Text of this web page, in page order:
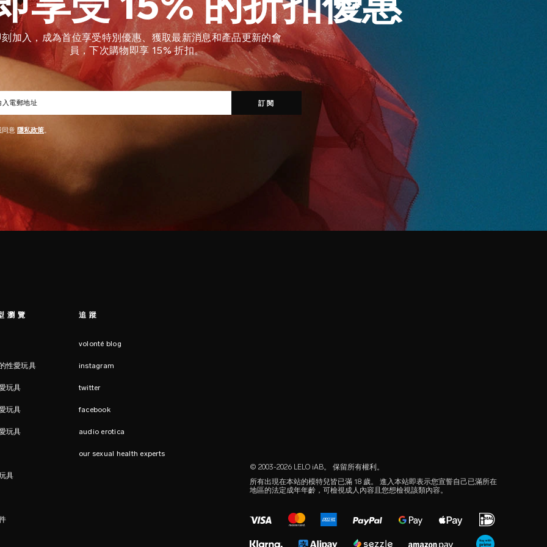
刻加入，成為首位享受特別優惠、獲取最新消息和產品更新的會
員，下次購物即享 15% 折扣。
同意 隱私政策。
瀏覽
性愛玩具
玩具
玩具
玩具
具
追蹤
volonté blog
instagram
twitter
facebook
audio erotica
our sexual health experts
© 2003-2026 LELO iAB。 保留所有權利。
所有出現在本站的模特兒皆已滿 18 歲。 進入本站即表示您宣誓自己已滿所在
地區的法定成年年齡，可檢視成人內容且您想檢視該類內容。